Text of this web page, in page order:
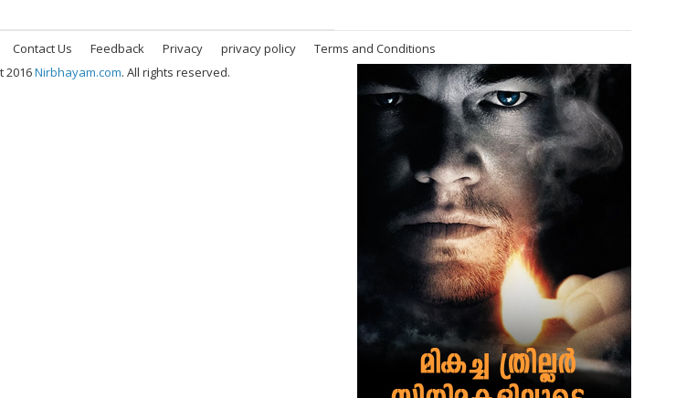
Contact Us Feedback Privacy privacy policy
Terms and Conditions
2016Nirbhayam.com. All rights reserved.